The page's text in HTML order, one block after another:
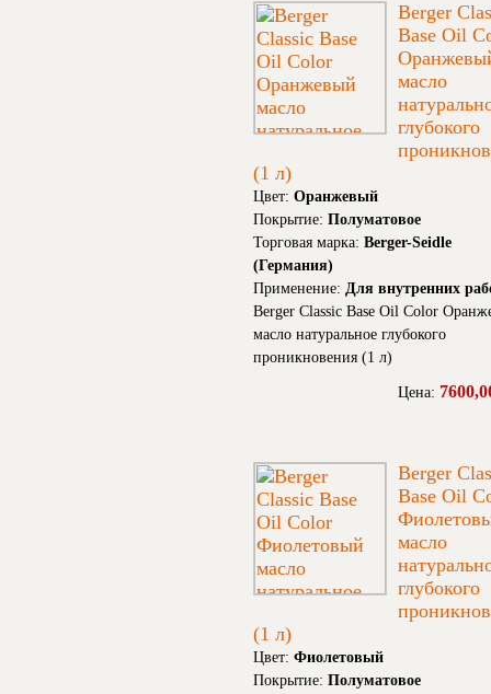
Berger
Base Oil
масло
глубокого
(1 л)
Цвет: Оранжевый
Покрытие: Полуматовое
Торговая марка: Berger-Seidle
(Германия)
Применение: Для внутренних
Berger Classic Base Oil Color
масло натуральное глубокого
проникновения (1 л)
Цена:
Berger
Base Oil
масло
глубокого
(1 л)
Цвет: Фиолетовый
Покрытие: Полуматовое